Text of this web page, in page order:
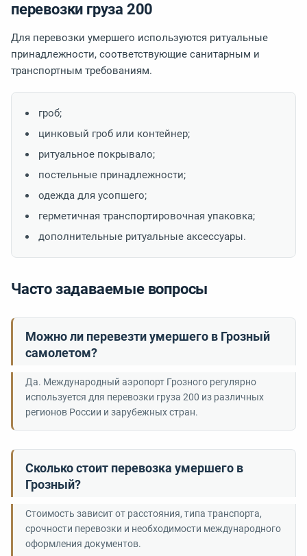
перевозки груза 200
Для перевозки умершего используются ритуальные
принадлежности, соответствующие санитарным и
транспортным требованиям.
гроб;
цинковый гроб или контейнер;
ритуальное покрывало;
постельные принадлежности;
одежда для усопшего;
герметичная транспортировочная упаковка;
дополнительные ритуальные аксессуары.
Часто задаваемые вопросы
Можно ли перевезти умершего в Грозный
самолетом?
Да. Международный аэропорт Грозного регулярно
используется для перевозки груза 200 из различных
регионов России и зарубежных стран.
Сколько стоит перевозка умершего в
Грозный?
Стоимость зависит от расстояния, типа транспорта,
срочности перевозки и необходимости международного
оформления документов.